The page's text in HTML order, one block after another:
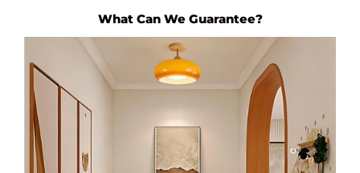
What Can We Guarantee?